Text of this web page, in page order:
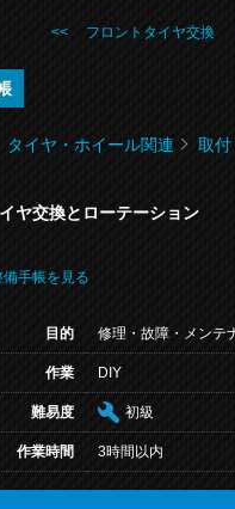
<< フロントタイヤ交換
タイヤ・ホイール関連 取付
ヤ交換とローテーション
手帳を見る
目的 修理・故障・メンテ
作業 DIY
難易度 初級
作業時間 3時間以内